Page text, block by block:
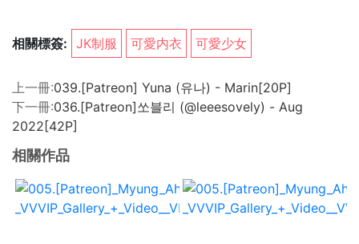
相關標簽: JK制服 可愛内衣 可愛少女
上一冊:039.[Patreon] Yuna (유나) - Marin[20P]
下一冊:036.[Patreon]쏘블리 (@leeesovely) - Aug
2022[42P]
相關作品